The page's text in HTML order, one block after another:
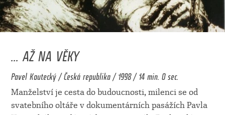
... AŽ NA VĚKY
Pavel Koutecký / Česká republika / 1998 / 14 min. 0 sec.
Manželství je cesta do budoucnosti, milenci se od
svatebního oltáře v dokumentárních pasážích Pavla